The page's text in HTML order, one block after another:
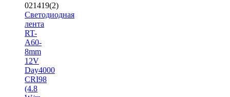
021419(2)
Светодиодная
лента
RT-
A60-
8mm
12V
Day4000
CRI98
(4.8